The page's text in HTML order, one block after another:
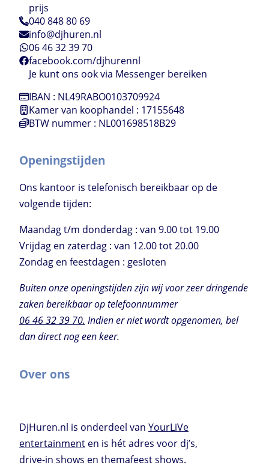
prijs
040 848 80 69
info@djhuren.nl
06 46 32 39 70
facebook.com/djhurennl
Je kunt ons ook via Messenger bereiken
IBAN : NL49RABO0103709924
Kamer van koophandel : 17155648
BTW nummer : NL001698518B29
Openingstijden
Ons kantoor is telefonisch bereikbaar op de
volgende tijden:
Maandag t/m donderdag : van 9.00 tot 19.00
Vrijdag en zaterdag : van 12.00 tot 20.00
Zondag en feestdagen : gesloten
Buiten onze openingstijden zijn wij voor zeer dringende
zaken bereikbaar op telefoonnummer
06 46 32 39 70. Indien er niet wordt opgenomen, bel
dan direct nog een keer.
Over ons
DjHuren.nl is onderdeel van YourLiVe
entertainment en is hét adres voor dj’s,
drive-in shows en themafeest shows.